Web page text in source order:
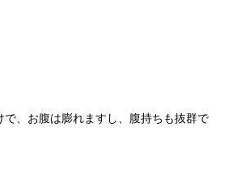
で、お腹は膨れますし、腹持ちも抜群で